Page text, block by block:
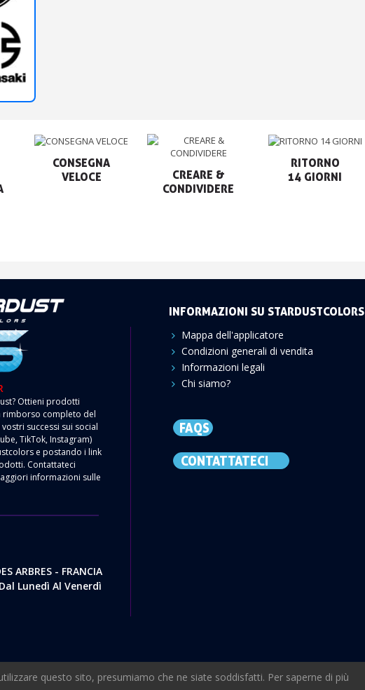
CONSEGNA
VELOCE
CREARE &
CONDIVIDERE
RITORNO
14 GIORNI
Ottieni prodotti
rimborso completo del
successi sui social
TikTok, Instagram)
e postando i link
Contattateci
informazioni sulle
ARBRES - FRANCIA
Lunedì Al Venerdì
INFORMAZIONI SU STARDUSTCOLORS
Mappa dell'applicatore
Condizioni generali di vendita
Informazioni legali
Chi siamo?
FAQS
CONTATTATECI
questo sito, presumiamo che ne siate soddisfatti. Per saperne di più